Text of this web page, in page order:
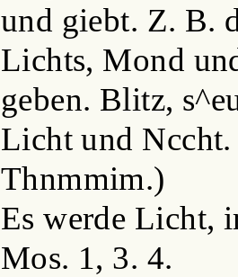
und giebt. Z. B.
Lichts, Mond
geben. Blitz,
Licht und
Thnmmim.)
Es werde Licht,
Mos. 1, 3. 4.